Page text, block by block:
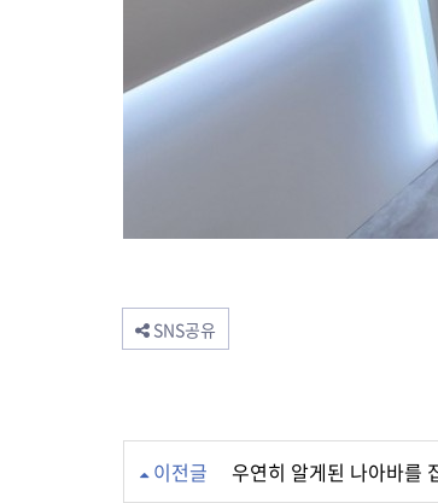
SNS공유
이전글 우연히 알게된 나아바를